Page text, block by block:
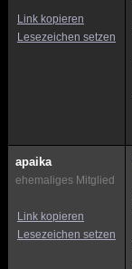
Link kopieren
Lesezeichen setzen
apaika
ehemaliges Mitglied
Link kopieren
Lesezeichen setzen